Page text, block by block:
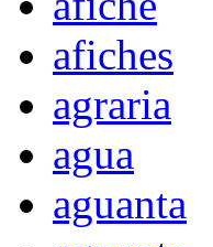
afiches
agraria
agua
aguanta